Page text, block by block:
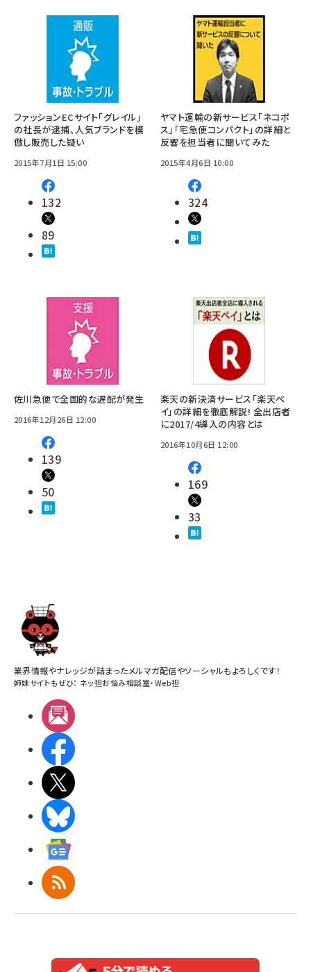
ファッションECサイト「グレイル」
の社長が逮捕、人気ブランドを模
倣し販売した疑い
2015年7月1日 15:00
132
89
ヤマト運輸の新サービス「ネコポ
ス」「宅急便コンパクト」の詳細と
反響を担当者に聞いてみた
2015年4月6日 10:00
324
佐川急便で全国的な遅配が発生
2016年12月26日 12:00
139
50
楽天の新決済サービス「楽天ペ
イ」の詳細を徹底解説! 全出店者
に2017/4導入の内容とは
2016年10月6日 12:00
169
33
業界情報やナレッジが詰まったメルマガ配信やソーシャルもよろしくです！
姉妹サイトもぜひ： ネッ担お悩み相談室・Web担
RSS